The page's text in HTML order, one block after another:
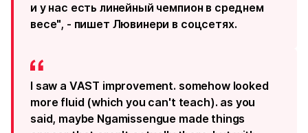
и у нас есть линейный чемпион в среднем
весе", - пишет Лювинери в соцсетях.
I saw a VAST improvement. somehow looked
more fluid (which you can't teach). as you
said, maybe Ngamissengue made things